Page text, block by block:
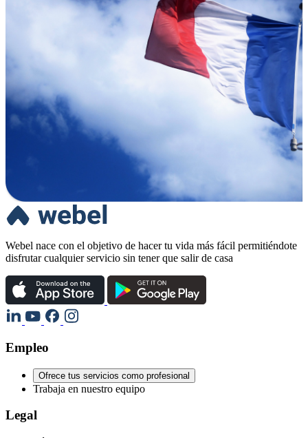
Webel nace con el objetivo de hacer tu vida más fácil permitiéndote
disfrutar cualquier servicio sin tener que salir de casa
Empleo
Ofrece tus servicios como profesional
Trabaja en nuestro equipo
Legal